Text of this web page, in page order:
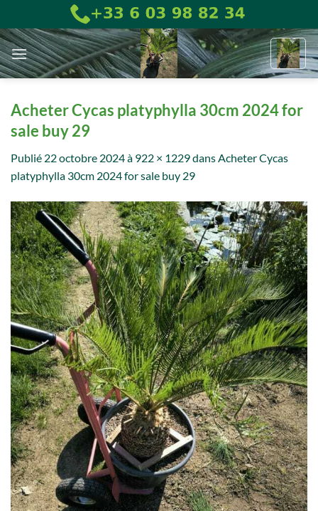
au
contenu
Acheter Cycas platyphylla 30cm 2024 for
sale buy 29
Publié 22 octobre 2024à 922 × 1229dansAcheter Cycas
platyphylla 30cm 2024 for sale buy 29